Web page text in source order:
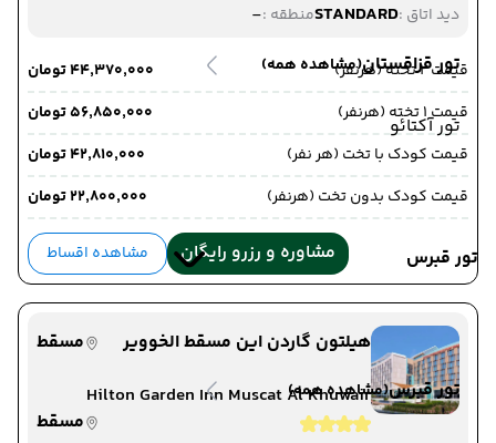
تور قزاقستان(مشاهده همه)
تور آکتائو
تور قبرس
تور قبرس(مشاهده همه)
دید اتاق :STANDARDمنطقه :-
قیمت 2 تخته (هرنفر)
۴۴٬۳۷۰٬۰۰۰ تومان
قیمت 1 تخته (هرنفر)
۵۶٬۸۵۰٬۰۰۰ تومان
قیمت کودک با تخت (هر نفر)
۴۲٬۸۱۰٬۰۰۰ تومان
قیمت کودک بدون تخت (هرنفر)
۲۲٬۸۰۰٬۰۰۰ تومان
مشاوره و رزرو رایگان مشاهده اقساط
هیلتون گاردن این مسقط الخوویر
مسقط
Hilton Garden Inn Muscat Al Khuwair
مسقط